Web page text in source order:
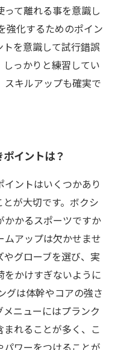
て離れる事を意識し
強化するためのポイン
トを意識して試行錯誤
っかりと練習してい
スキルアップも確実で
イントは？
イントはいくつかあり
が大切です。ボクシ
かかるスポーツですか
ムアップは欠かせませ
グローブを選び、実
をかけすぎないように
グは体幹やコアの強さ
ニューにはプランク
れることが多く、こ
ワーをつけることが